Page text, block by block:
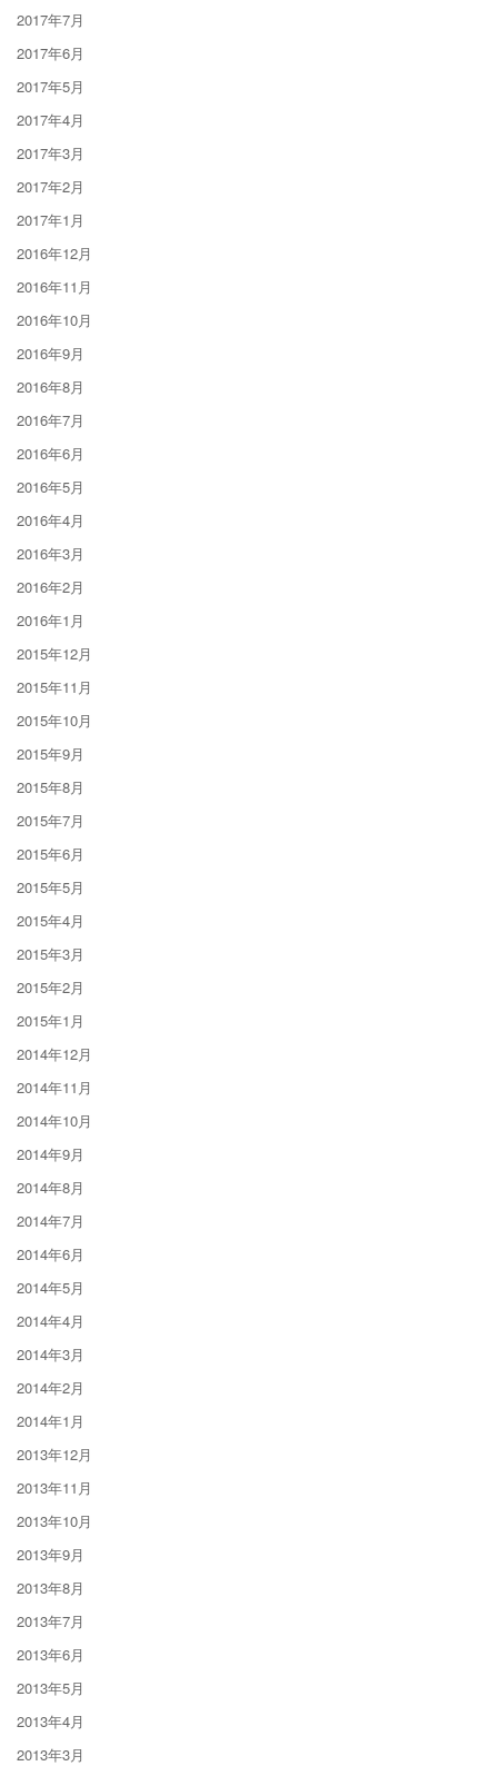
2017年7月
2017年6月
2017年5月
2017年4月
2017年3月
2017年2月
2017年1月
2016年12月
2016年11月
2016年10月
2016年9月
2016年8月
2016年7月
2016年6月
2016年5月
2016年4月
2016年3月
2016年2月
2016年1月
2015年12月
2015年11月
2015年10月
2015年9月
2015年8月
2015年7月
2015年6月
2015年5月
2015年4月
2015年3月
2015年2月
2015年1月
2014年12月
2014年11月
2014年10月
2014年9月
2014年8月
2014年7月
2014年6月
2014年5月
2014年4月
2014年3月
2014年2月
2014年1月
2013年12月
2013年11月
2013年10月
2013年9月
2013年8月
2013年7月
2013年6月
2013年5月
2013年4月
2013年3月